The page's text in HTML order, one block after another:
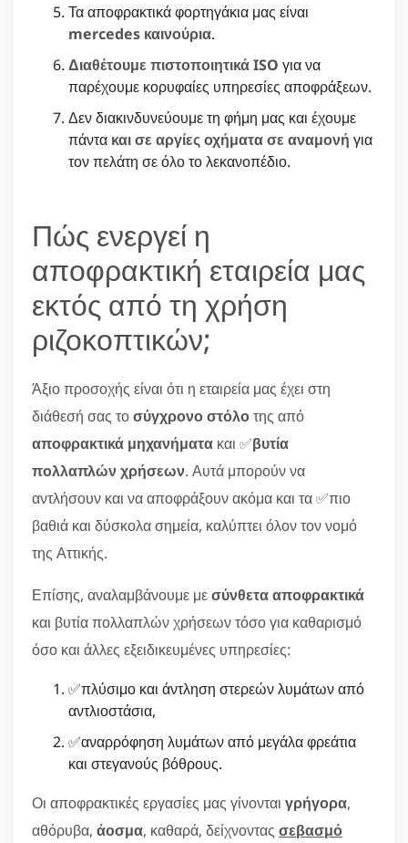
Τα αποφρακτικά φορτηγάκια μας είναι
mercedes καινούρια.
Διαθέτουμε πιστοποιητικά ISO για να
παρέχουμε κορυφαίες υπηρεσίες αποφράξεων.
Δεν διακινδυνεύουμε τη φήμη μας και έχουμε
πάντα και σε αργίες οχήματα σε αναμονή για
τον πελάτη σε όλο το λεκανοπέδιο.
Πώς ενεργεί η
αποφρακτική εταιρεία μας
εκτός από τη χρήση
ριζοκοπτικών;
Άξιο προσοχής είναι ότι η εταιρεία μας έχει στη
διάθεσή σας τοσύγχρονο στόλοτης από
αποφρακτικά μηχανήματα και ✅βυτία
πολλαπλών χρήσεων. Αυτά μπορούν να
αντλήσουν και να αποφράξουν ακόμα και τα ✅πιο
βαθιά και δύσκολα σημεία, καλύπτει όλον τον νομό
της Αττικής.
Επίσης, αναλαμβάνουμε μεσύνθετα αποφρακτικά
και βυτία πολλαπλών χρήσεων τόσο για καθαρισμό
όσο και άλλες εξειδικευμένες υπηρεσίες:
✅πλύσιμο και άντληση στερεών λυμάτων από
αντλιοστάσια,
✅αναρρόφηση λυμάτων από μεγάλα φρεάτια
και στεγανούς βόθρους.
Οι αποφρακτικές εργασίες μας γίνονται γρήγορα,
αθόρυβα, άοσμα, καθαρά, δείχνοντας σεβασμό